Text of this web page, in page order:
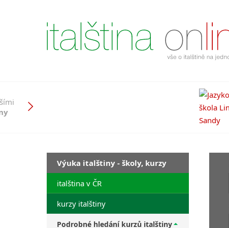
Výuka italštiny - školy, kurzy
italština v ČR
kurzy italštiny
Podrobné hledání kurzů italštiny